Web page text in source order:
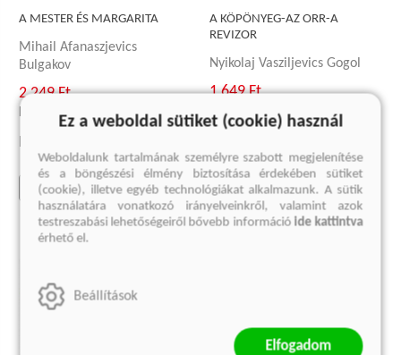
A MESTER ÉS MARGARITA
Mihail Afanaszjevics
Bulgakov
2 249 Ft
Korábbi ár: 1 799 Ft
Eredeti ár:
kosárba
A KÖPÖNYEG-AZ ORR-A
REVIZOR
Nyikolaj Vasziljevics Gogol
1 649 Ft
Korábbi ár:
1 299 Ft
kosárba
Ez a weboldal sütiket (cookie) használ
Weboldalunk tartalmának személyre szabott megjelenítése
és a böngészési élmény biztosítása érdekében sütiket
(cookie), illetve egyéb technológiákat alkalmazunk. A sütik
használatára vonatkozó irányelveinkről, valamint azok
testreszabási lehetőségeiről bővebb információ ide kattintva
érhető el.
Beállítások
Elfogadom